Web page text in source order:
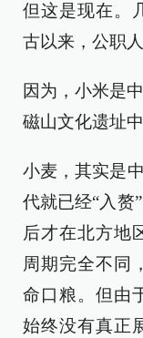
但这是现在。
古以来，公职
因为，小米是
磁山文化遗址
小麦，其实是
代就已经“入赘
后才在北方地
周期完全不同
命口粮。但由
始终没有真正